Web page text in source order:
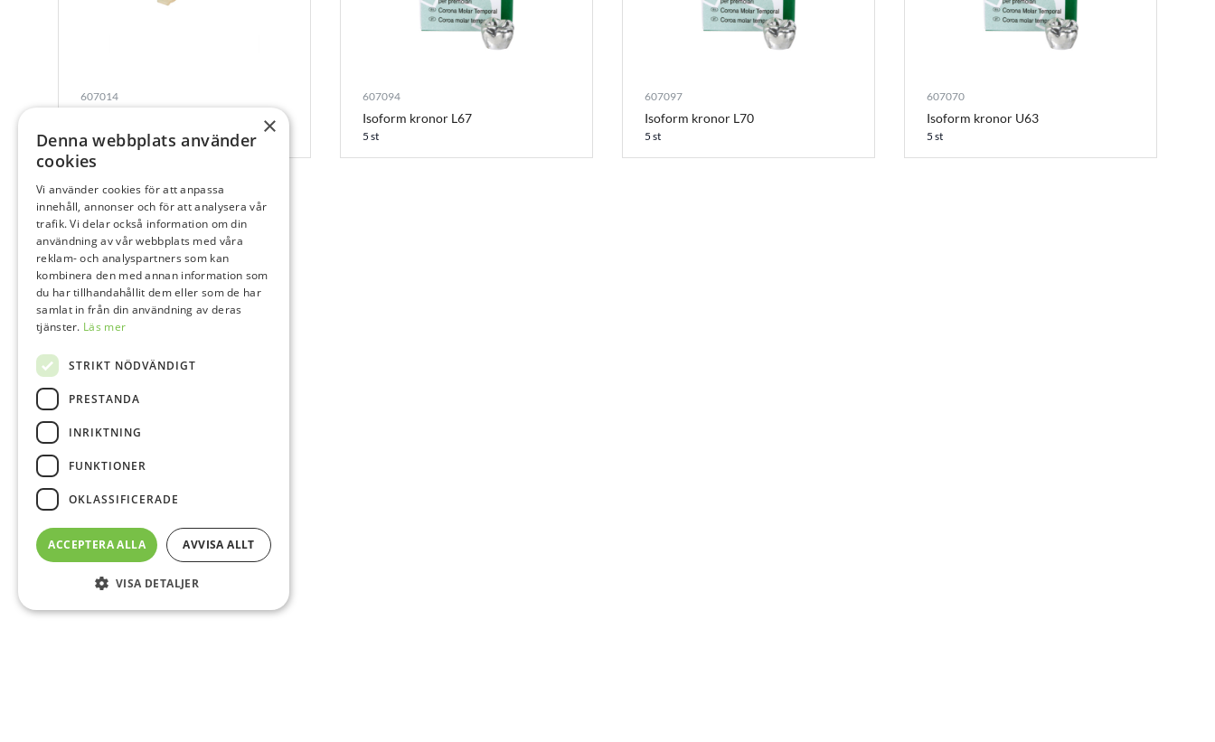
607014
5 st
607094
Isoform kronor L67
5 st
607097
Isoform kronor L70
5 st
607070
Isoform kronor U63
5 st
×
Denna webbplats använder
cookies
Vi använder cookies för att anpassa
innehåll, annonser och för att analysera vår
trafik. Vi delar också information om din
användning av vår webbplats med våra
reklam- och analyspartners som kan
kombinera den med annan information som
du har tillhandahållit dem eller som de har
samlat in från din användning av deras
tjänster. Läs mer
STRIKT NÖDVÄNDIGT
PRESTANDA
INRIKTNING
FUNKTIONER
OKLASSIFICERADE
ACCEPTERA ALLA AVVISA ALLT
VISA DETALJER